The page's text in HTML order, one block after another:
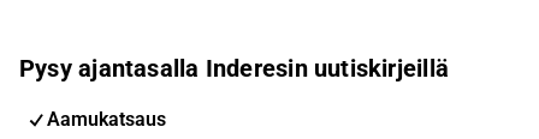
Pysy ajantasalla Inderesin uutiskirjeillä
Aamukatsaus